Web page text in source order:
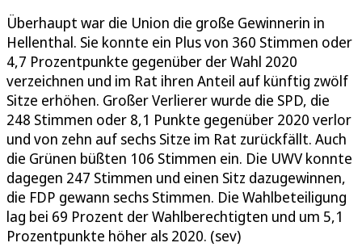
Überhaupt war die Union die große Gewinnerin in
Hellenthal. Sie konnte ein Plus von 360 Stimmen oder
4,7 Prozentpunkte gegenüber der Wahl 2020
verzeichnen und im Rat ihren Anteil auf künftig zwölf
Sitze erhöhen. Großer Verlierer wurde die SPD, die
248 Stimmen oder 8,1 Punkte gegenüber 2020 verlor
und von zehn auf sechs Sitze im Rat zurückfällt. Auch
die Grünen büßten 106 Stimmen ein. Die UWV konnte
dagegen 247 Stimmen und einen Sitz dazugewinnen,
die FDP gewann sechs Stimmen. Die Wahlbeteiligung
lag bei 69 Prozent der Wahlberechtigten und um 5,1
Prozentpunkte höher als 2020. (sev)